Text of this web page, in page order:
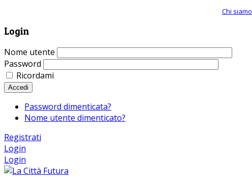
Chi siamo
Login
Nome utente
Password
Ricordami
Accedi
Password dimenticata?
Nome utente dimenticato?
Registrati
Login
Login